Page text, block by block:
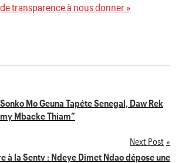
transparence à nous donner »
Mo Geuna Tapéte Senegal, Daw Rek
Mbacke Thiam”
Next Post
à la Sentv : Ndeye Dimet Ndao dépose une